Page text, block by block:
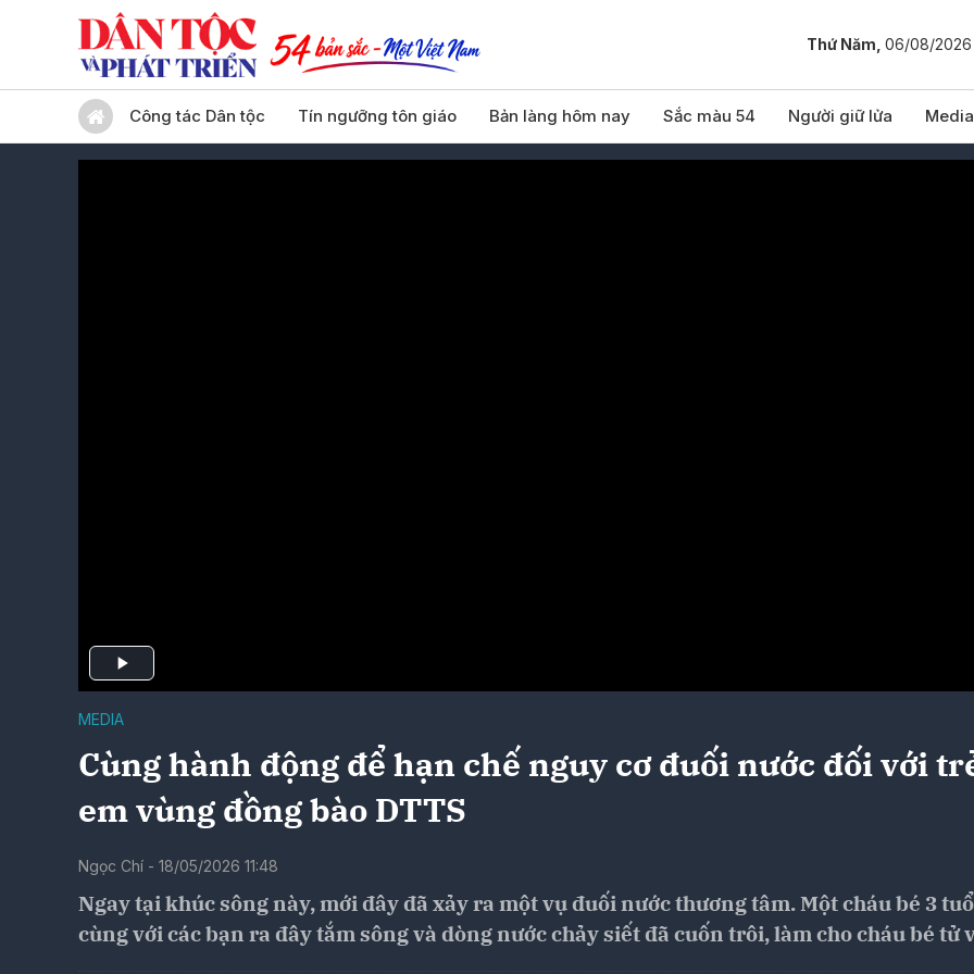
Thứ Năm, 06/08/2026
Công tác Dân tộc Tín ngưỡng tôn giáo Bản làng hôm nay Sắc màu 54 Người giữ lửa Media
MEDIA
Cùng hành động để hạn chế nguy cơ đuối nước đối với
em vùng đồng bào DTTS
Ngọc Chí - 18/05/2026 11:48
Ngay tại khúc sông này, mới đây đã xảy ra một vụ đuối nước thương tâm. Một cháu bé 3
cùng với các bạn ra đây tắm sông và dòng nước chảy siết đã cuốn trôi, làm cho cháu bé tử